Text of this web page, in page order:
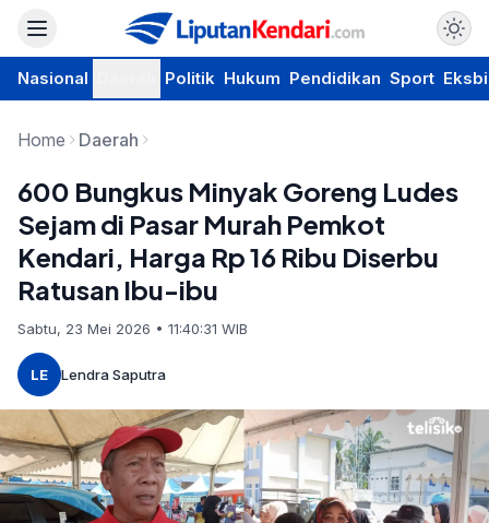
Nasional Politik Hukum Pendidikan Sport
Home Daerah
600 Bungkus Minyak Goreng Ludes
Sejam di Pasar Murah Pemkot
Kendari, Harga Rp 16 Ribu Diserbu
Ratusan Ibu-ibu
Sabtu, 23 Mei 2026 • 11:40:31 WIB
LE Lendra Saputra